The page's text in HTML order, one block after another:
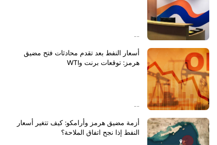
--
أسعار النفط بعد تقدم محادثات فتح مضيق
هرمز: توقعات برنت وWTI
--
أزمة مضيق هرمز وأرامكو: كيف تتغير أسعار
النفط إذا نجح اتفاق الملاحة؟